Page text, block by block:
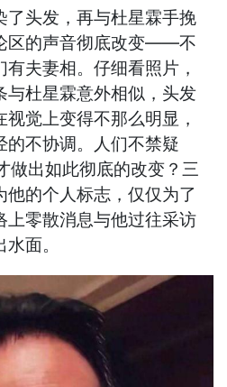
了头发，再与杜星霖手挽
区的声音彻底改变——不
夫妻相。仔细看照片，
与杜星霖意外相似，头发
觉上变得不那么明显，
的不协调。人们不禁疑
做出如此彻底的改变？三
的个人标志，仅仅为了
上零散消息与他过往采访
面。